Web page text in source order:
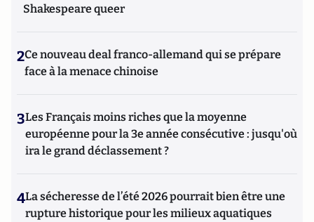
Shakespeare queer
2Ce nouveau deal franco-allemand qui se prépare
face à la menace chinoise
3Les Français moins riches que la moyenne
européenne pour la 3e année consécutive : jusqu'où
ira le grand déclassement ?
4La sécheresse de l’été 2026 pourrait bien être une
rupture historique pour les milieux aquatiques